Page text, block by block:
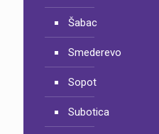
Šabac
Smederevo
Sopot
Subotica